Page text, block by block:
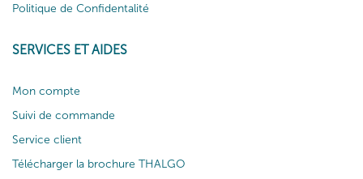
Politique de Confidentalité
SERVICES ET AIDES
Mon compte
Suivi de commande
Service client
Télécharger la brochure THALGO